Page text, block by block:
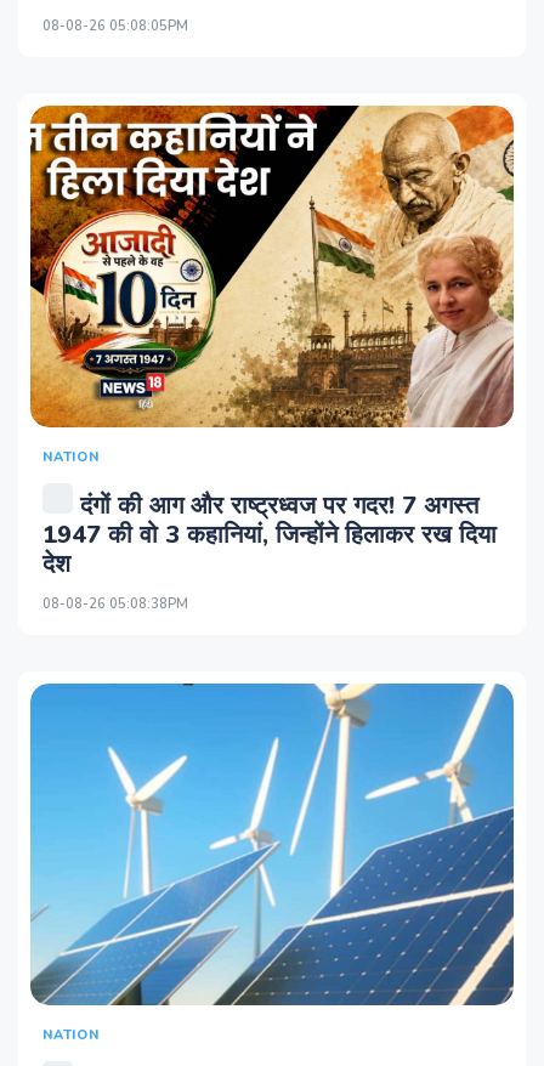
08-08-26 05:08:05PM
NATION
दंगों की आग और राष्ट्रध्वज पर गदर! 7 अगस्त
1947 की वो 3 कहानियां, जिन्होंने हिलाकर रख दिया
देश
08-08-26 05:08:38PM
NATION